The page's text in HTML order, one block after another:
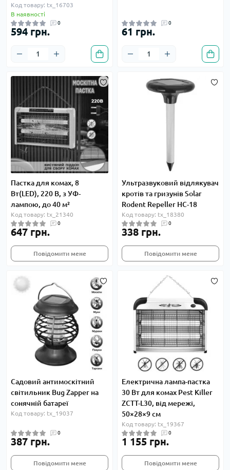
Код товару: tx_16703
В наявності
0
594 грн.
0
61 грн.
Пастка для комах, 8
Вт(LED), 220 В, з УФ-
лампою, до 40 м²
Код товару: tx_21340
0
647 грн.
Повідомити мене
Ультразвуковий відлякувач
кротів та гризунів Solar
Rodent Repeller HC-18
Код товару: tx_18380
0
338 грн.
Повідомити мене
Садовий антимоскітний
світильник Bug Zapper на
сонячній батареї
Код товару: tx_19037
0
387 грн.
Повідомити мене
Електрична лампа-пастка
30 Вт для комах Pest Killer
ZCTT-L30, від мережі,
50×28×9 см
Код товару: tx_19367
0
1 155 грн.
Повідомити мене